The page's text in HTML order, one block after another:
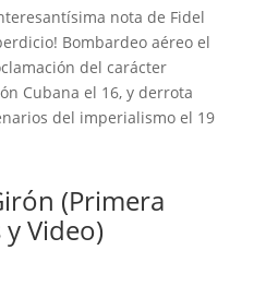
nota de Fidel
Bombardeo aéreo el
del carácter
Cubana el 16, y derrota
del imperialismo el 19
(Primera
Video)